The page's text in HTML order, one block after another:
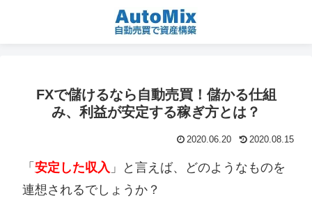
FXで儲けるなら自動売買！儲かる仕組
み、利益が安定する稼ぎ方とは？
2020.06.20 2020.08.15
「 安定した収入 」と言えば、どのようなものを
連想されるでしょうか？